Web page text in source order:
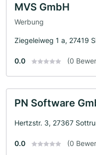
MVS GmbH
Werbung
Ziegeleiweg 1 a, 27419
0.0 (0
PN Software
Hertzstr. 3, 27367
0.0 (0